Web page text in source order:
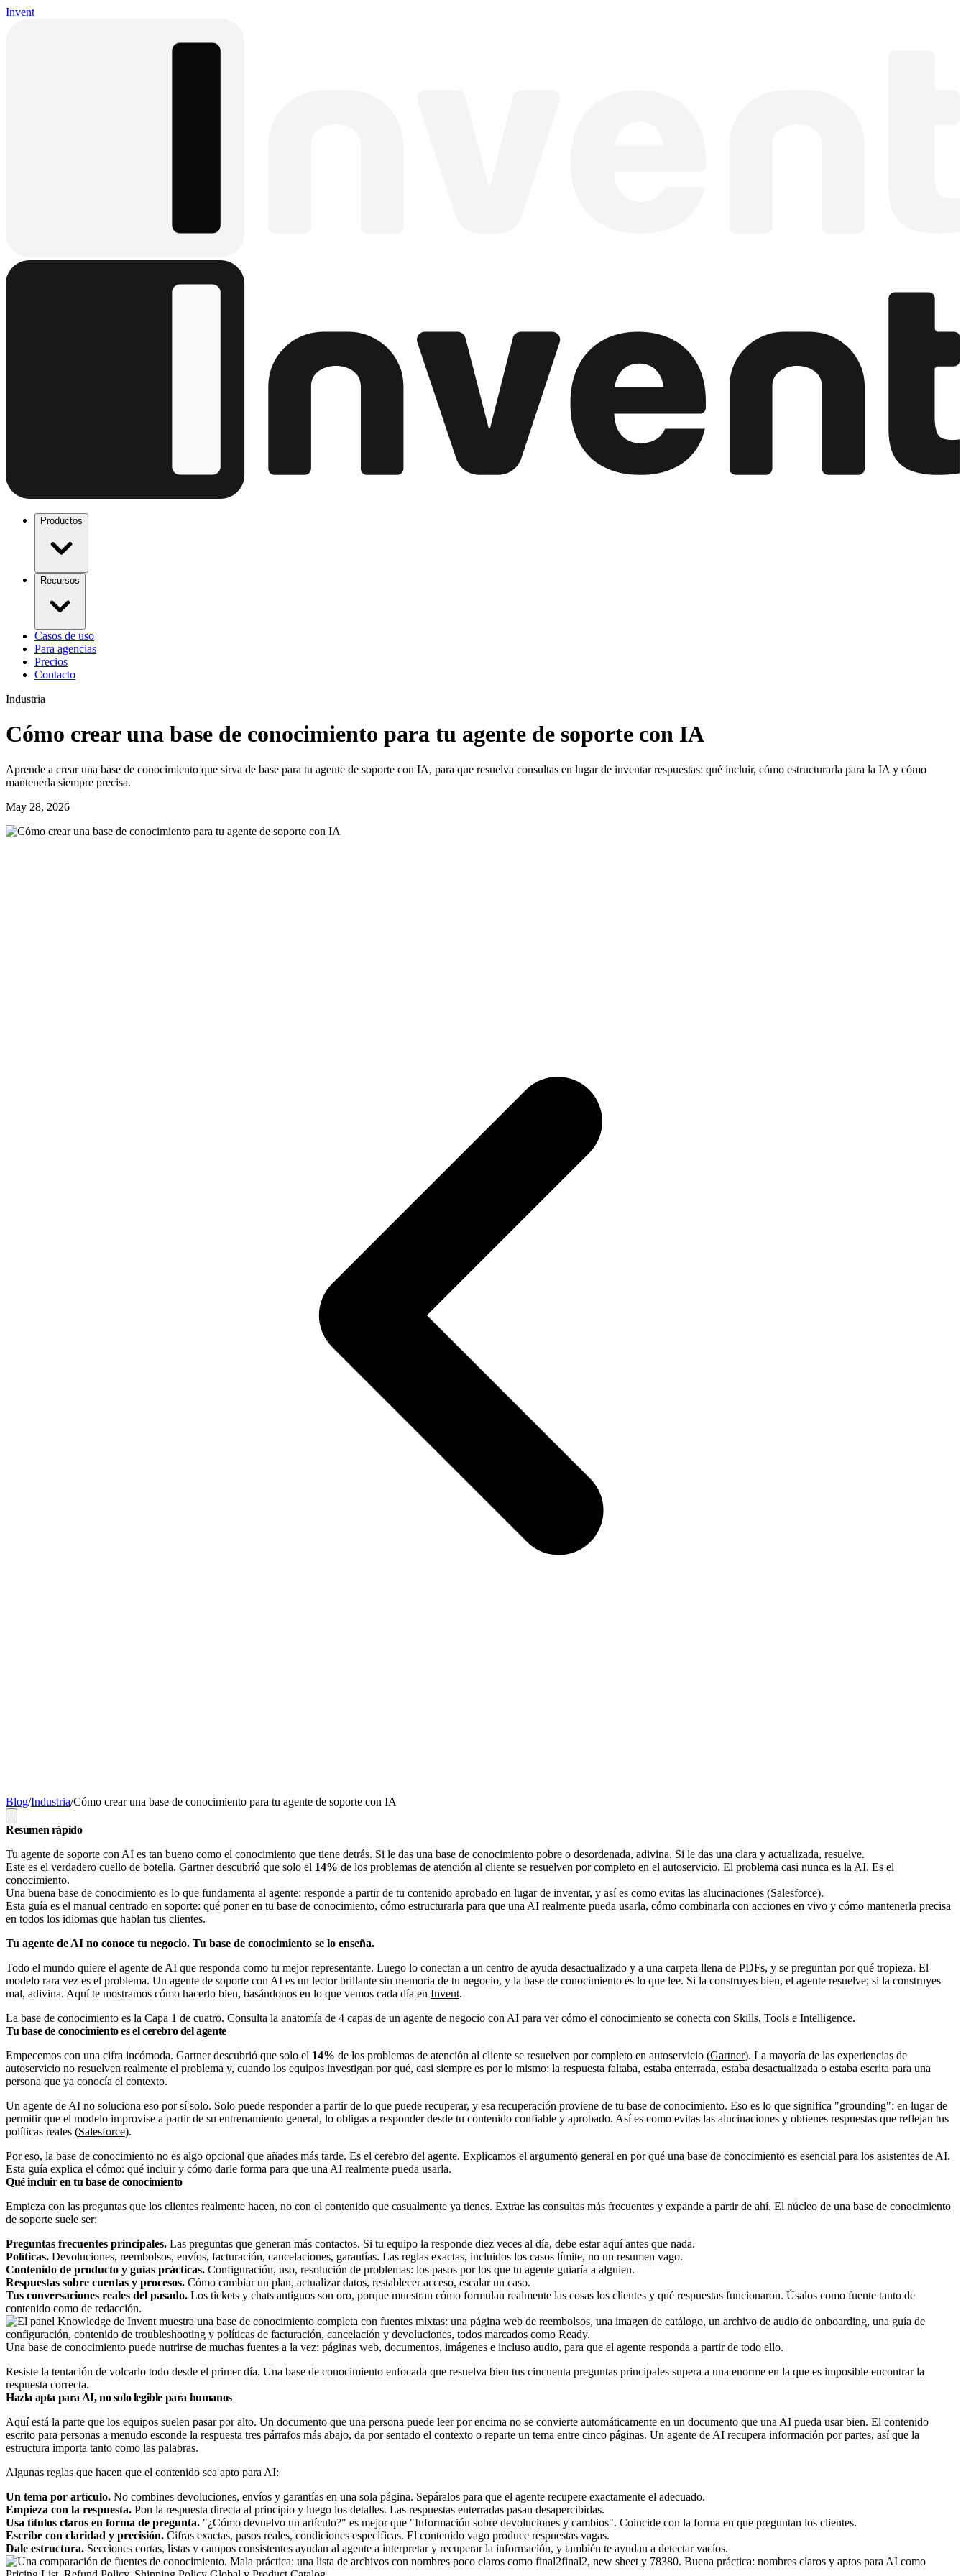
Invent
Productos
Recursos
Casos de uso
Para agencias
Precios
Contacto
Industria
Cómo crear una base de conocimiento para tu agente de soporte con IA
Aprende a crear una base de conocimiento que sirva de base para tu agente de soporte con IA, para que resuelva consultas en lugar de inventar respuestas: qué incluir, cómo estructurarla para la IA y cómo
mantenerla siempre precisa.
May 28, 2026
Blog/Industria/Cómo crear una base de conocimiento para tu agente de soporte con IA
Resumen rápido
Tu agente de soporte con AI es tan bueno como el conocimiento que tiene detrás. Si le das una base de conocimiento pobre o desordenada, adivina. Si le das una clara y actualizada, resuelve.
Este es el verdadero cuello de botella. Gartnerdescubrió que solo el 14% de los problemas de atención al cliente se resuelven por completo en el autoservicio. El problema casi nunca es la AI. Es el
conocimiento.
Una buena base de conocimiento es lo que fundamenta al agente: responde a partir de tu contenido aprobado en lugar de inventar, y así es como evitas las alucinaciones (Salesforce).
Esta guía es el manual centrado en soporte: qué poner en tu base de conocimiento, cómo estructurarla para que una AI realmente pueda usarla, cómo combinarla con acciones en vivo y cómo mantenerla precisa
en todos los idiomas que hablan tus clientes.
Tu agente de AI no conoce tu negocio. Tu base de conocimiento se lo enseña.
Todo el mundo quiere el agente de AI que responda como tu mejor representante. Luego lo conectan a un centro de ayuda desactualizado y a una carpeta llena de PDFs, y se preguntan por qué tropieza. El
modelo rara vez es el problema. Un agente de soporte con AI es un lector brillante sin memoria de tu negocio, y la base de conocimiento es lo que lee. Si la construyes bien, el agente resuelve; si la construyes
mal, adivina. Aquí te mostramos cómo hacerlo bien, basándonos en lo que vemos cada día en Invent.
La base de conocimiento es la Capa 1 de cuatro. Consulta la anatomía de 4 capas de un agente de negocio con AI para ver cómo el conocimiento se conecta con Skills, Tools e Intelligence.
Tu base de conocimiento es el cerebro del agente
Empecemos con una cifra incómoda. Gartner descubrió que solo el 14% de los problemas de atención al cliente se resuelven por completo en autoservicio (Gartner). La mayoría de las experiencias de
autoservicio no resuelven realmente el problema y, cuando los equipos investigan por qué, casi siempre es por lo mismo: la respuesta faltaba, estaba enterrada, estaba desactualizada o estaba escrita para una
persona que ya conocía el contexto.
Un agente de AI no soluciona eso por sí solo. Solo puede responder a partir de lo que puede recuperar, y esa recuperación proviene de tu base de conocimiento. Eso es lo que significa "grounding": en lugar de
permitir que el modelo improvise a partir de su entrenamiento general, lo obligas a responder desde tu contenido confiable y aprobado. Así es como evitas las alucinaciones y obtienes respuestas que reflejan tus
políticas reales (Salesforce).
Por eso, la base de conocimiento no es algo opcional que añades más tarde. Es el cerebro del agente. Explicamos el argumento general en por qué una base de conocimiento es esencial para los asistentes de AI.
Esta guía explica el cómo: qué incluir y cómo darle forma para que una AI realmente pueda usarla.
Qué incluir en tu base de conocimiento
Empieza con las preguntas que los clientes realmente hacen, no con el contenido que casualmente ya tienes. Extrae las consultas más frecuentes y expande a partir de ahí. El núcleo de una base de conocimiento
de soporte suele ser:
Preguntas frecuentes principales. Las preguntas que generan más contactos. Si tu equipo la responde diez veces al día, debe estar aquí antes que nada.
Políticas. Devoluciones, reembolsos, envíos, facturación, cancelaciones, garantías. Las reglas exactas, incluidos los casos límite, no un resumen vago.
Contenido de producto y guías prácticas. Configuración, uso, resolución de problemas: los pasos por los que tu agente guiaría a alguien.
Respuestas sobre cuentas y procesos. Cómo cambiar un plan, actualizar datos, restablecer acceso, escalar un caso.
Tus conversaciones reales del pasado. Los tickets y chats antiguos son oro, porque muestran cómo formulan realmente las cosas los clientes y qué respuestas funcionaron. Úsalos como fuente tanto de
contenido como de redacción.
Una base de conocimiento puede nutrirse de muchas fuentes a la vez: páginas web, documentos, imágenes e incluso audio, para que el agente responda a partir de todo ello.
Resiste la tentación de volcarlo todo desde el primer día. Una base de conocimiento enfocada que resuelva bien tus cincuenta preguntas principales supera a una enorme en la que es imposible encontrar la
respuesta correcta.
Hazla apta para AI, no solo legible para humanos
Aquí está la parte que los equipos suelen pasar por alto. Un documento que una persona puede leer por encima no se convierte automáticamente en un documento que una AI pueda usar bien. El contenido
escrito para personas a menudo esconde la respuesta tres párrafos más abajo, da por sentado el contexto o reparte un tema entre cinco páginas. Un agente de AI recupera información por partes, así que la
estructura importa tanto como las palabras.
Algunas reglas que hacen que el contenido sea apto para AI:
Un tema por artículo. No combines devoluciones, envíos y garantías en una sola página. Sepáralos para que el agente recupere exactamente el adecuado.
Empieza con la respuesta. Pon la respuesta directa al principio y luego los detalles. Las respuestas enterradas pasan desapercibidas.
Usa títulos claros en forma de pregunta. "¿Cómo devuelvo un artículo?" es mejor que "Información sobre devoluciones y cambios". Coincide con la forma en que preguntan los clientes.
Escribe con claridad y precisión. Cifras exactas, pasos reales, condiciones específicas. El contenido vago produce respuestas vagas.
Dale estructura. Secciones cortas, listas y campos consistentes ayudan al agente a interpretar y recuperar la información, y también te ayudan a detectar vacíos.